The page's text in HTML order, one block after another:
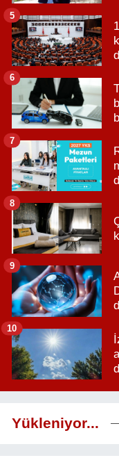
5
6
7
8
9
10
Yükleniyor...